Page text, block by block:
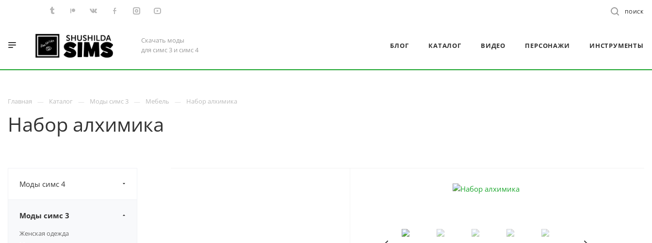
ПОИСК
Скачать моды
для симс 3 и симс 4
БЛОГ КАТАЛОГ ВИДЕО ПЕРСОНАЖИ ИНСТРУМЕНТЫ
Главная Каталог Моды симс 3 Мебель Набор алхимика
Набор алхимика
Моды симс 4
Моды симс 3
Женская одежда